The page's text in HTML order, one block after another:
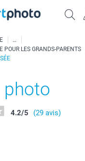
POUR LES GRANDS-PARENTS
photo
4.2/5 (29 avis)